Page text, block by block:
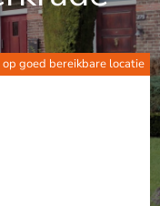
op goed bereikbare locatie